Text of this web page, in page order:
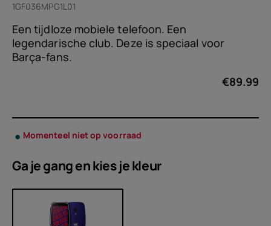
1GF036MPG1L01
Een tijdloze mobiele telefoon. Een
legendarische club. Deze is speciaal voor
Barça-fans.
€89.99
Momenteel niet op voorraad
Ga je gang en kies jekleur